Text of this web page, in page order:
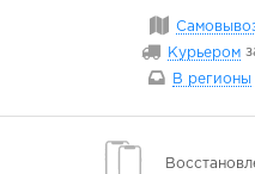
Курьером
В регионы